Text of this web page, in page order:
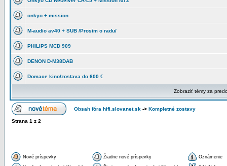
onkyo + mission
M-audio av40 + SUB /Prosim o radu/
PHILIPS MCD 909
DENON D-M38DAB
Domace kino/zostava do 600 €
Zobraziť témy za
Obsah fóra hifi.slovanet.sk -> Kompletné zostavy
Strana 1 z 2
Nové príspevky Žiadne nové príspevky Oznámenie